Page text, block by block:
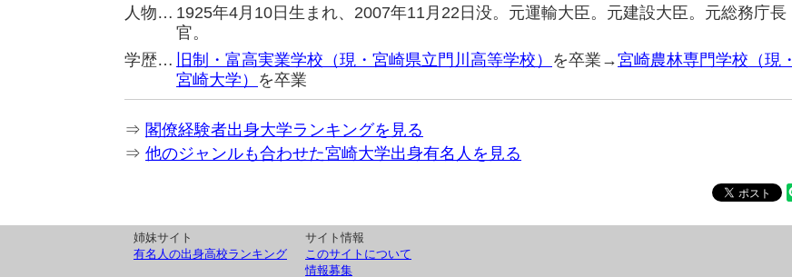
人物… 1925年4月10日生まれ、2007年11月22日没。元運輸大臣。元建設大臣。元総務庁長
官。
学歴…
旧制・富高実業学校（現・宮崎県立門川高等学校） を卒業→宮崎農林専門学校（現・
宮崎大学） を卒業
⇒ 閣僚経験者出身大学ランキングを見る
⇒ 他のジャンルも合わせた宮崎大学出身有名人を見る
姉妹サイト
有名人の出身高校ランキング
サイト情報
このサイトについて
情報募集